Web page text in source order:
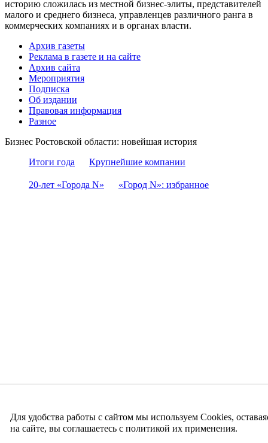
историю сложилась из местной бизнес-элиты, представителей
малого и среднего бизнеса, управленцев различного ранга в
коммерческих компаниях и в органах власти.
Архив газеты
Реклама в газете и на сайте
Архив сайта
Мероприятия
Подписка
Об издании
Правовая информация
Разное
Бизнес Ростовской области: новейшая история
Итоги года
Крупнейшие компании
20-лет «Города N» «Город N»: избранное
Для удобства работы с сайтом мы используем Cookies,
на сайте, вы соглашаетесь с политикой их применения.